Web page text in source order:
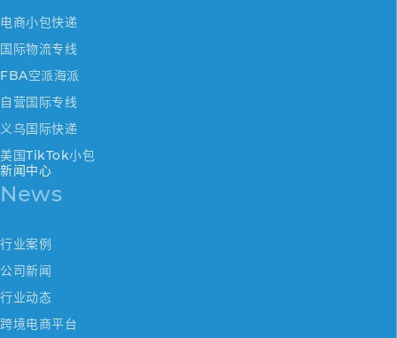
电商小包快递
国际物流专线
FBA空派海派
自营国际专线
义乌国际快递
美国TikTok小包
新闻中心
News
行业案例
公司新闻
行业动态
跨境电商平台